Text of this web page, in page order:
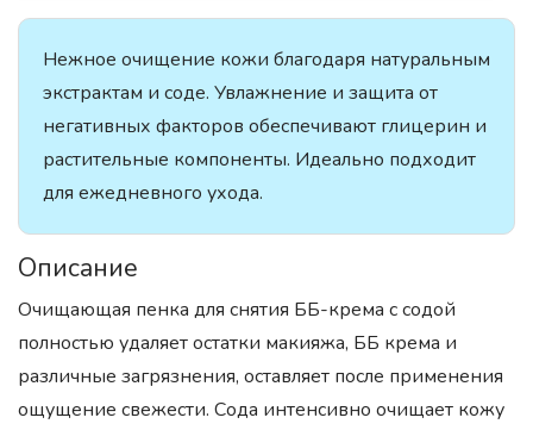
Нежное очищение кожи благодаря натуральным
экстрактам и соде. Увлажнение и защита от
негативных факторов обеспечивают глицерин и
растительные компоненты. Идеально подходит
для ежедневного ухода.
Описание
Очищающая пенка для снятия ББ-крема с содой
полностью удаляет остатки макияжа, ББ крема и
различные загрязнения, оставляет после применения
ощущение свежести. Сода интенсивно очищает кожу